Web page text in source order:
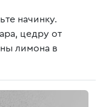
начинку.
цедру от
лимона в